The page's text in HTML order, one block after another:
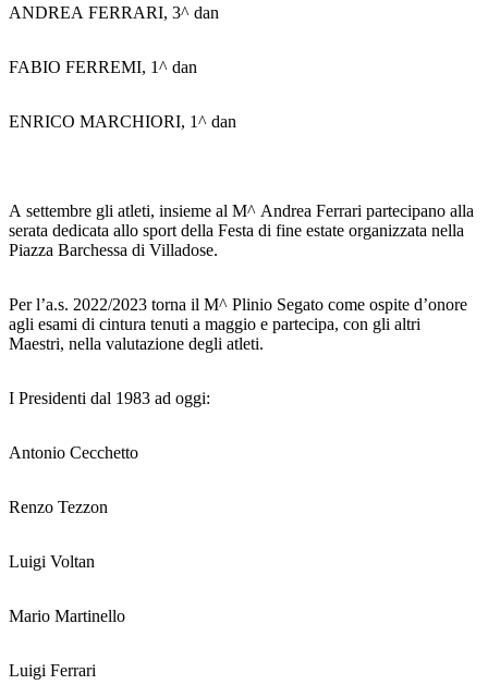
ANDREA FERRARI, 3^ dan
FABIO FERREMI, 1^ dan
ENRICO MARCHIORI, 1^ dan
A settembre gli atleti, insieme al M^ Andrea Ferrari partecipano alla
serata dedicata allo sport della Festa di fine estate organizzata nella
Piazza Barchessa di Villadose.
Per l’a.s. 2022/2023 torna il M^ Plinio Segato come ospite d’onore
agli esami di cintura tenuti a maggio e partecipa, con gli altri
Maestri, nella valutazione degli atleti.
I Presidenti dal 1983 ad oggi:
Antonio Cecchetto
Renzo Tezzon
Luigi Voltan
Mario Martinello
Luigi Ferrari